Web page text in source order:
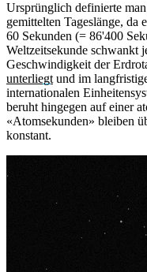
Ursprünglich definierte
gemittelten Tageslänge, da
60 Sekunden (= 86'400
Weltzeitsekunde schwankt
Geschwindigkeit der
unterliegtund im
internationalen
beruht hingegen auf einer
«Atomsekunden» bleiben
konstant.